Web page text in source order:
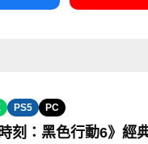
PS5 PC
時刻：黑色行動6》經